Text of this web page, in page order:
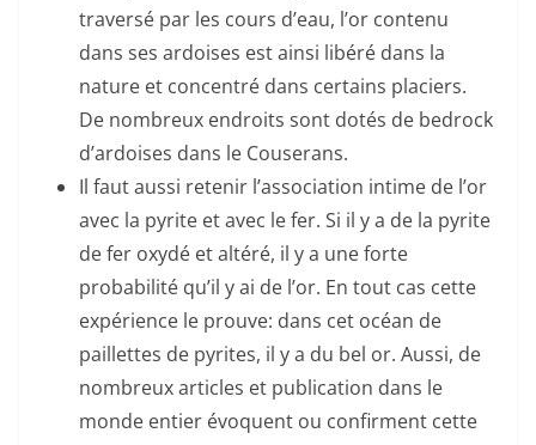
traversé par les cours d’eau, l’or contenu
dans ses ardoises est ainsi libéré dans la
nature et concentré dans certains placiers.
De nombreux endroits sont dotés de bedrock
d’ardoises dans le Couserans.
Il faut aussi retenir l’association intime de l’or
avec la pyrite et avec le fer. Si il y a de la pyrite
de fer oxydé et altéré, il y a une forte
probabilité qu’il y ai de l’or. En tout cas cette
expérience le prouve: dans cet océan de
paillettes de pyrites, il y a du bel or. Aussi, de
nombreux articles et publication dans le
monde entier évoquent ou confirment cette